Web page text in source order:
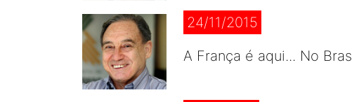
24/11/2015
A França é aqui... No